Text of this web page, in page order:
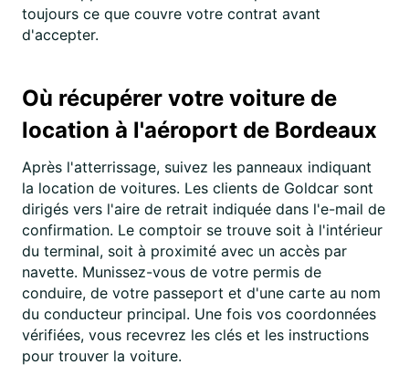
toujours ce que couvre votre contrat avant
d'accepter.
Où récupérer votre voiture de
location à l'aéroport de Bordeaux
Après l'atterrissage, suivez les panneaux indiquant
la location de voitures. Les clients de Goldcar sont
dirigés vers l'aire de retrait indiquée dans l'e-mail de
confirmation. Le comptoir se trouve soit à l'intérieur
du terminal, soit à proximité avec un accès par
navette. Munissez-vous de votre permis de
conduire, de votre passeport et d'une carte au nom
du conducteur principal. Une fois vos coordonnées
vérifiées, vous recevrez les clés et les instructions
pour trouver la voiture.